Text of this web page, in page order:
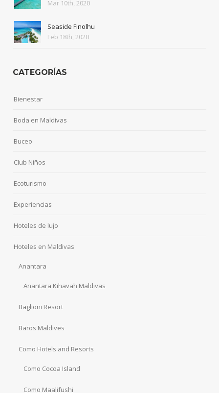
Mar 10th, 2020
Seaside Finolhu
Feb 18th, 2020
CATEGORÍAS
Bienestar
Boda en Maldivas
Buceo
Club Niños
Ecoturismo
Experiencias
Hoteles de lujo
Hoteles en Maldivas
Anantara
Anantara Kihavah Maldivas
Baglioni Resort
Baros Maldives
Como Hotels and Resorts
Como Cocoa Island
Como Maalifushi